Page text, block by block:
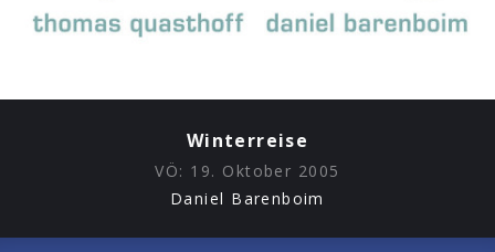
Winterreise
VÖ: 19. Oktober 2005
Daniel Barenboim